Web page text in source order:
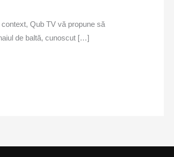
Qub TV vă propune să
de baltă, cunoscut […]